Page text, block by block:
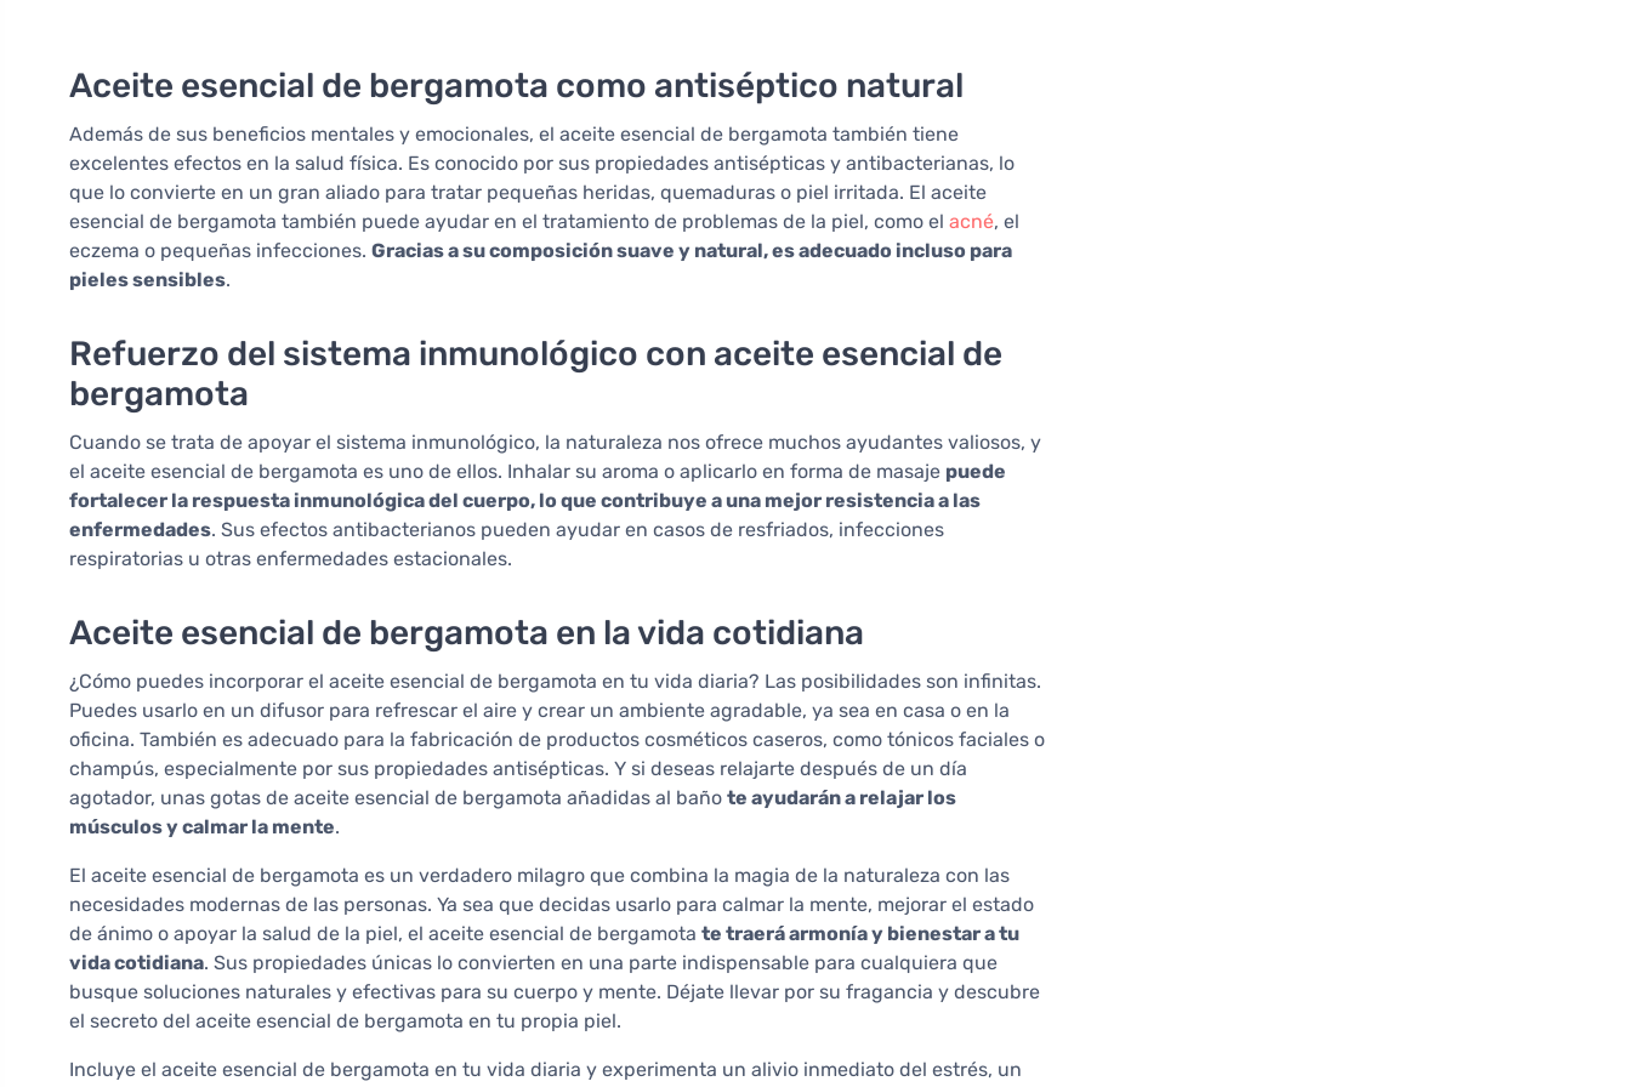
Aceite esencial de bergamota como antiséptico natural
Además de sus beneficios mentales y emocionales, el aceite esencial de bergamota también tiene
excelentes efectos en la salud física. Es conocido por sus propiedades antisépticas y antibacterianas, lo
que lo convierte en un gran aliado para tratar pequeñas heridas, quemaduras o piel irritada. El aceite
esencial de bergamota también puede ayudar en el tratamiento de problemas de la piel, como el acné, el
eczema o pequeñas infecciones. Gracias a su composición suave y natural, es adecuado incluso para
pieles sensibles.
Refuerzo del sistema inmunológico con aceite esencial de
bergamota
Cuando se trata de apoyar el sistema inmunológico, la naturaleza nos ofrece muchos ayudantes valiosos, y
el aceite esencial de bergamota es uno de ellos. Inhalar su aroma o aplicarlo en forma de masaje puede
fortalecer la respuesta inmunológica del cuerpo, lo que contribuye a una mejor resistencia a las
enfermedades. Sus efectos antibacterianos pueden ayudar en casos de resfriados, infecciones
respiratorias u otras enfermedades estacionales.
Aceite esencial de bergamota en la vida cotidiana
¿Cómo puedes incorporar el aceite esencial de bergamota en tu vida diaria? Las posibilidades son infinitas.
Puedes usarlo en un difusor para refrescar el aire y crear un ambiente agradable, ya sea en casa o en la
oficina. También es adecuado para la fabricación de productos cosméticos caseros, como tónicos faciales o
champús, especialmente por sus propiedades antisépticas. Y si deseas relajarte después de un día
agotador, unas gotas de aceite esencial de bergamota añadidas al baño te ayudarán a relajar los
músculos y calmar la mente.
El aceite esencial de bergamota es un verdadero milagro que combina la magia de la naturaleza con las
necesidades modernas de las personas. Ya sea que decidas usarlo para calmar la mente, mejorar el estado
de ánimo o apoyar la salud de la piel, el aceite esencial de bergamota te traerá armonía y bienestar a tu
vida cotidiana. Sus propiedades únicas lo convierten en una parte indispensable para cualquiera que
busque soluciones naturales y efectivas para su cuerpo y mente. Déjate llevar por su fragancia y descubre
el secreto del aceite esencial de bergamota en tu propia piel.
Incluye el aceite esencial de bergamota en tu vida diaria y experimenta un alivio inmediato del estrés, un